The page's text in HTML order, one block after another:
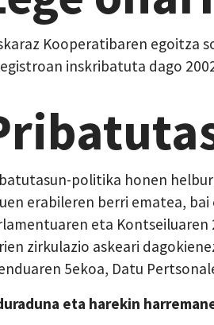
Kooperatibaren egoitza
inskribatuta dago
politika honen
erabileren berri ematea,
eta
zirkulazio askeari
5ekoa, Datu
eta harekin